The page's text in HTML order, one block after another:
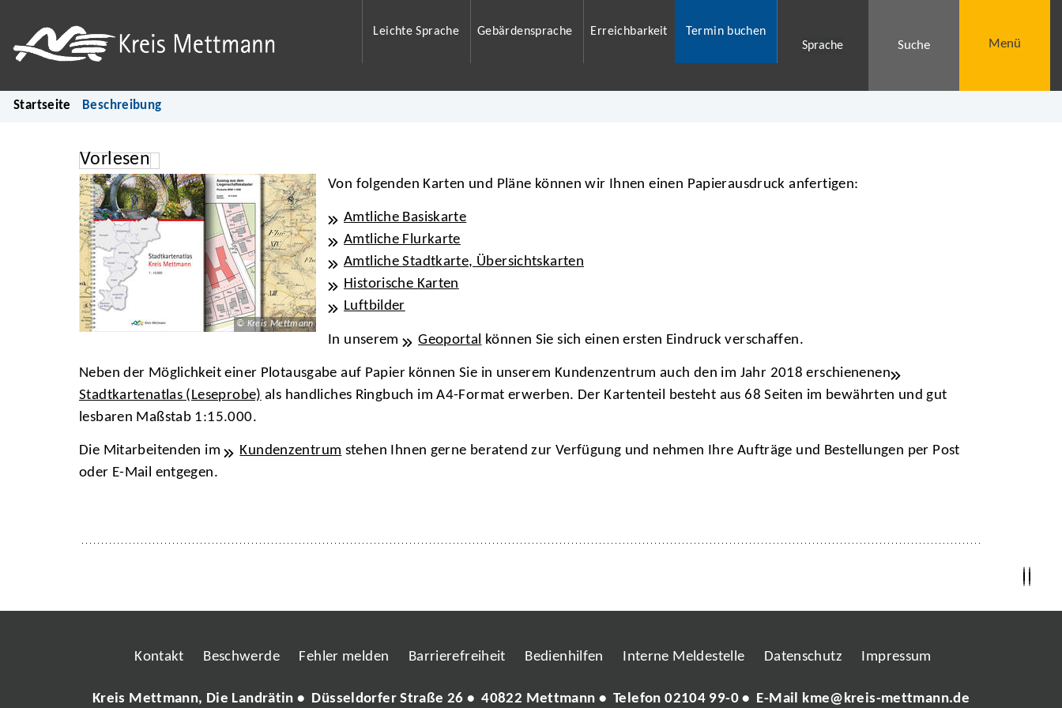
Leichte Sprache Gebärdensprache Erreichbarkeit
Termin buchen
Sprache
Suche Menü
Startseite Beschreibung
Vorlesen
© Kreis Mettmann
Von folgenden Karten und Pläne können wir Ihnen einen Papierausdruck anfertigen:
Amtliche Basiskarte
Amtliche Flurkarte
Amtliche Stadtkarte, Übersichtskarten
Historische Karten
Luftbilder
In unserem Geoportal können Sie sich einen ersten Eindruck verschaffen.
Neben der Möglichkeit einer Plotausgabe auf Papier können Sie in unserem Kundenzentrum auch den im Jahr 2018 erschienenen
Stadtkartenatlas (Leseprobe) als handliches Ringbuch im A4-Format erwerben. Der Kartenteil besteht aus 68 Seiten im bewährten und gut
lesbaren Maßstab 1:15.000.
Die Mitarbeitenden im Kundenzentrum stehen Ihnen gerne beratend zur Verfügung und nehmen Ihre Aufträge und Bestellungen per Post
oder E-Mail entgegen.
Kontakt Beschwerde Fehler melden Barrierefreiheit Bedienhilfen Interne Meldestelle Datenschutz Impressum
Kreis Mettmann, Die Landrätin • Düsseldorfer Straße 26 • 40822 Mettmann • Telefon02104 99-0• E-Mail kme@kreis-mettmann.de